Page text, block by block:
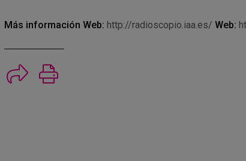
Más información Web: http://radioscopio.iaa.es/ Web: